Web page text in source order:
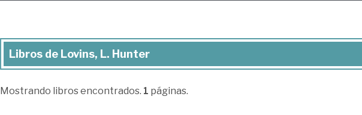
Libros
Lovins,
Libros de Lovins, L. Hunter
Mostrando libros encontrados. 1 páginas.